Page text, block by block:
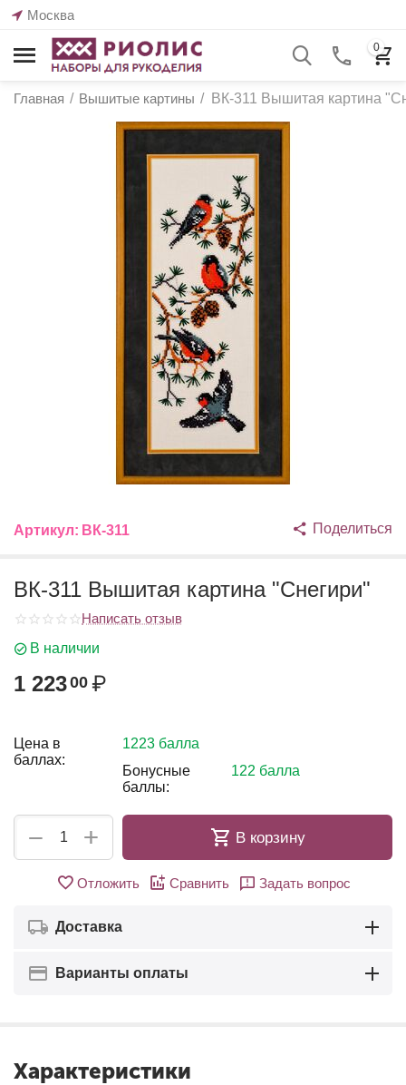
Москва
0
Главная / Вышитые картины / ВК-311 Вышитая картина
Артикул: ВК-311 Поделиться
ВК-311 Вышитая картина "Снегири"
Написать отзыв
В наличии
1 22300 ₽
Цена в
баллах:
1223 балла
Бонусные
баллы:
122 балла
+
− В корзину
Отложить Сравнить Задать вопрос
Доставка
Варианты оплаты
Характеристики